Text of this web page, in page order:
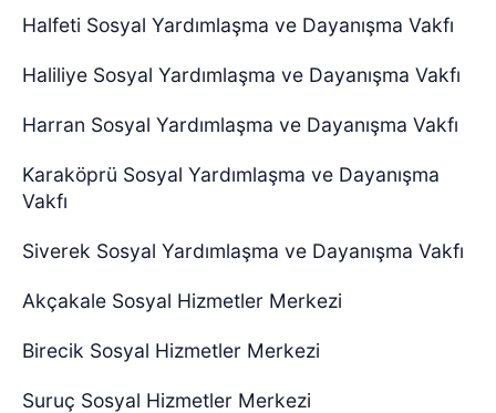
Halfeti Sosyal Yardımlaşma ve Dayanışma Vakfı
Haliliye Sosyal Yardımlaşma ve Dayanışma Vakfı
Harran Sosyal Yardımlaşma ve Dayanışma Vakfı
Karaköprü Sosyal Yardımlaşma ve Dayanışma
Vakfı
Siverek Sosyal Yardımlaşma ve Dayanışma Vakfı
Akçakale Sosyal Hizmetler Merkezi
Birecik Sosyal Hizmetler Merkezi
Suruç Sosyal Hizmetler Merkezi